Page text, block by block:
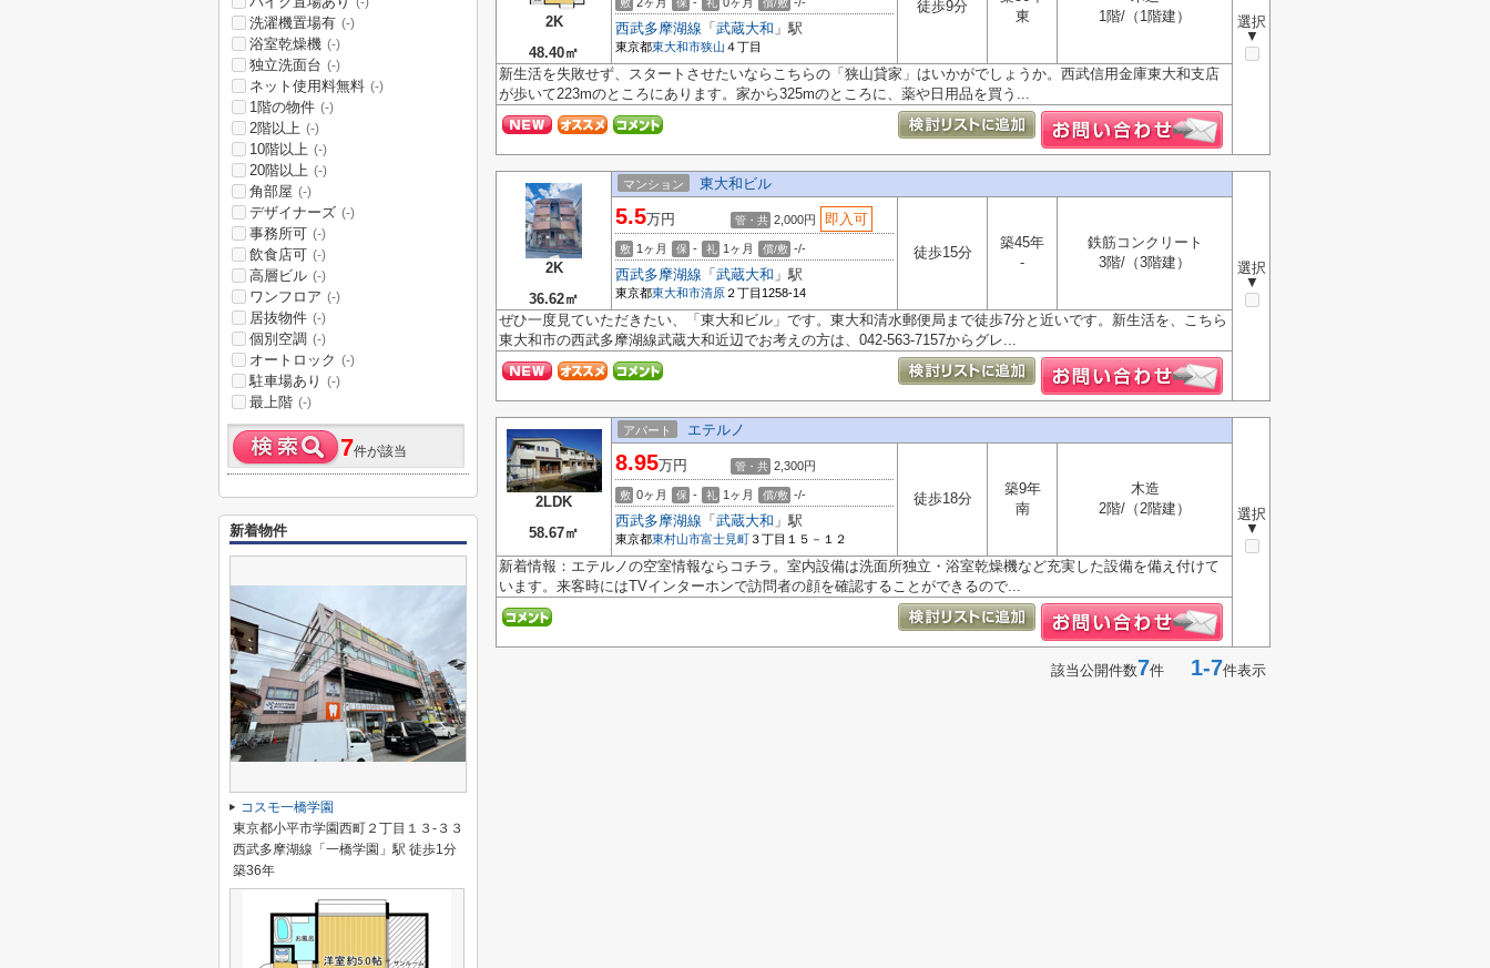
2K
48.40㎡
選択
▼
敷 保 礼 償/敷
西武多摩湖線 「 武蔵大和 」駅
東京都東大和市狭山 ４丁目
徒歩9分
東
1階/（1階建）
新生活を失敗せず、スタートさせたいならこちらの「狭山貸家」はいかがでしょうか。西武信用金庫東大和支店
が歩いて223mのところにあります。家から325mのところに、薬や日用品を買う...
2K
36.62㎡
マンション 東大和ビル
選択
▼
5.5万円 管・共 2,000円 即入可
敷 1ヶ月 保 - 礼 1ヶ月 償/敷 -/-
西武多摩湖線 「 武蔵大和 」駅
東京都東大和市清原 ２丁目1258-14
徒歩15分
築45年
-
鉄筋コンクリート
3階/（3階建）
ぜひ一度見ていただきたい、「東大和ビル」です。東大和清水郵便局まで徒歩7分と近いです。新生活を、こちら
東大和市の西武多摩湖線武蔵大和近辺でお考えの方は、042-563-7157からグレ...
2LDK
58.67㎡
アパート エテルノ
選択
▼
8.95万円 管・共 2,300円
敷 0ヶ月 保 - 礼 1ヶ月 償/敷 -/-
西武多摩湖線 「 武蔵大和 」駅
東京都東村山市富士見町３丁目１５－１２
徒歩18分
築9年
南
木造
2階/（2階建）
新着情報：エテルノの空室情報ならコチラ。室内設備は洗面所独立・浴室乾燥機など充実した設備を備え付けて
います。来客時にはTVインターホンで訪問者の顔を確認することができるので...
該当公開件数7件 1-7件表示
洗濯機置場有 (-)
浴室乾燥機 (-)
独立洗面台 (-)
ネット使用料無料 (-)
1階の物件 (-)
2階以上 (-)
10階以上 (-)
20階以上 (-)
角部屋 (-)
デザイナーズ (-)
事務所可 (-)
飲食店可 (-)
高層ビル (-)
ワンフロア (-)
居抜物件 (-)
個別空調 (-)
オートロック (-)
駐車場あり (-)
最上階 (-)
7件が該当
新着物件
コスモ一橋学園
東京都小平市学園西町２丁目１３-３３
西武多摩湖線「一橋学園」駅 徒歩1分
築36年